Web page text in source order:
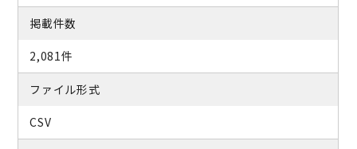
掲載件数
2,081件
ファイル形式
CSV